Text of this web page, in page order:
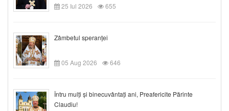
25 Iul 2026
655
Zâmbetul speranței
05 Aug 2026 646
Întru mulți și binecuvântați ani, Preafericite Părinte
Claudiu!